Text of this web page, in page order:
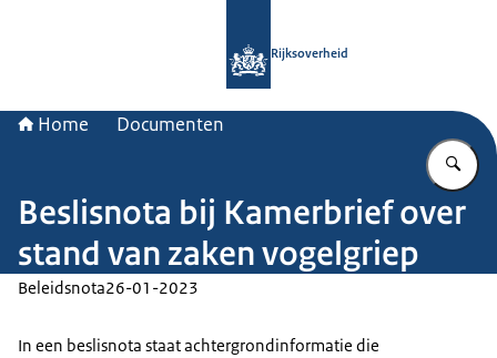
Rijksoverheid
Home Documenten
Beslisnota bij Kamerbrief over
stand van zaken vogelgriep
Beleidsnota26-01-2023
In een beslisnota staat achtergrondinformatie die